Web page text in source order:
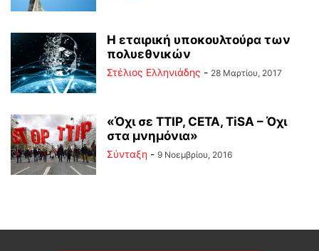
Η εταιρική υποκουλτούρα των
πολυεθνικών
Στέλιος Ελληνιάδης - 28 Μαρτίου, 2017
«Όχι σε ΤΤΙP, CETA, TiSA – Όχι
στα μνημόνια»
Σύνταξη - 9 Νοεμβρίου, 2016